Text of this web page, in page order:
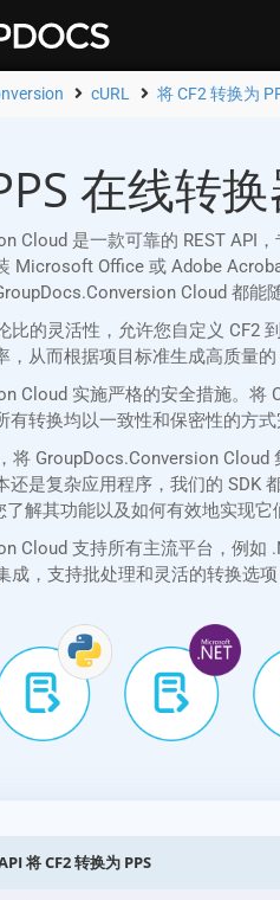
cURL 将 CF2 转换为
在线转
Cloud 是一款可靠的 REST API
Microsoft Office 或 Adobe
Cloud 都能
比的灵活性，允许您自定义 CF2
，从而根据项目标准生成高质量
Cloud 实施严格的安全措施。将
转换均以一致性和保密性的方式
将 GroupDocs.Conversion Cloud
还是复杂应用程序，我们的 SDK
解其功能以及如何有效地实现它
Cloud 支持所有主流平台，例如
成，支持批处理和灵活的转换选项
将 CF2 转换为 PPS